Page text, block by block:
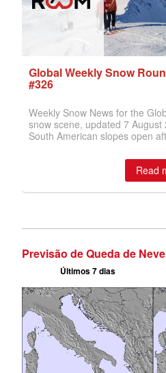
Previsão de Queda de Neve
Últimos 7 dias